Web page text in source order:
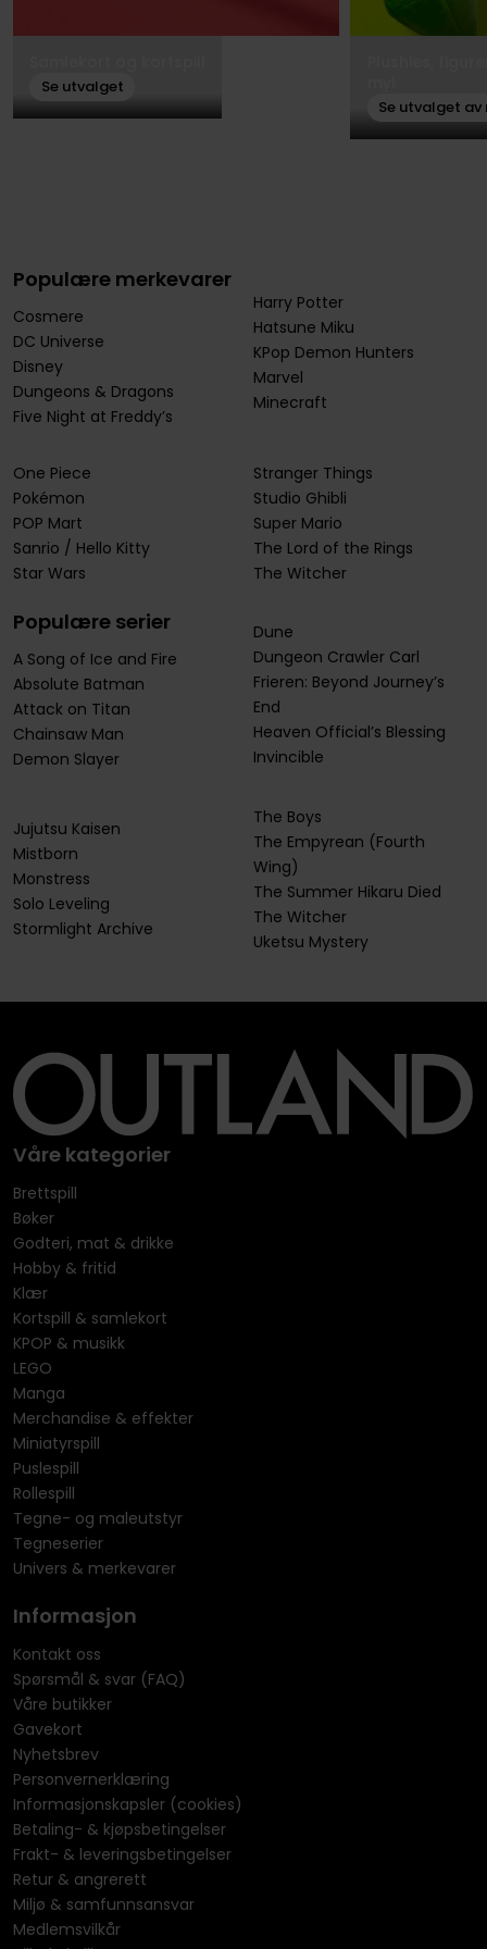
Se utvalget
Se utvalget av
Populære merkevarer
Cosmere
DC Universe
Disney
Dungeons & Dragons
Five Night at Freddy’s
Harry Potter
Hatsune Miku
KPop Demon Hunters
Marvel
Minecraft
One Piece
Pokémon
POP Mart
Sanrio / Hello Kitty
Star Wars
Stranger Things
Studio Ghibli
Super Mario
The Lord of the Rings
The Witcher
Populære serier
A Song of Ice and Fire
Absolute Batman
Attack on Titan
Chainsaw Man
Demon Slayer
Dune
Dungeon Crawler Carl
Frieren: Beyond Journey’s
End
Heaven Official’s Blessing
Invincible
Jujutsu Kaisen
Mistborn
Monstress
Solo Leveling
Stormlight Archive
The Boys
The Empyrean (Fourth
Wing)
The Summer Hikaru Died
The Witcher
Uketsu Mystery
Våre kategorier
Brettspill
Bøker
Godteri, mat & drikke
Hobby & fritid
Klær
Kortspill & samlekort
KPOP & musikk
LEGO
Manga
Merchandise & effekter
Miniatyrspill
Puslespill
Rollespill
Tegne- og maleutstyr
Tegneserier
Univers & merkevarer
Informasjon
Kontakt oss
Spørsmål & svar (FAQ)
Våre butikker
Gavekort
Nyhetsbrev
Personvernerklæring
Informasjonskapsler (cookies)
Betaling- & kjøpsbetingelser
Frakt- & leveringsbetingelser
Retur & angrerett
Miljø & samfunnsansvar
Medlemsvilkår